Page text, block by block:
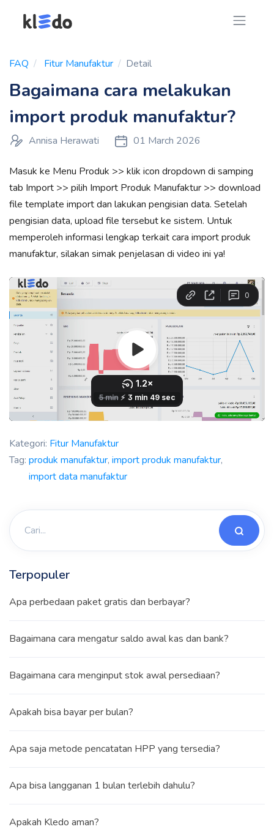
FAQ Fitur Manufaktur Detail
Bagaimana cara melakukan
import produk manufaktur?
Annisa Herawati 01 March 2026
Masuk ke Menu Produk >> klik icon dropdown di samping
tab Import >> pilih Import Produk Manufaktur >> download
file template import dan lakukan pengisian data. Setelah
pengisian data, upload file tersebut ke sistem. Untuk
memperoleh informasi lengkap terkait cara import produk
manufaktur, silakan simak penjelasan di video ini ya!
Kategori: Fitur Manufaktur
Tag: produk manufaktur, import produk manufaktur,
import data manufaktur
Terpopuler
Apa perbedaan paket gratis dan berbayar?
Bagaimana cara mengatur saldo awal kas dan bank?
Bagaimana cara menginput stok awal persediaan?
Apakah bisa bayar per bulan?
Apa saja metode pencatatan HPP yang tersedia?
Apa bisa langganan 1 bulan terlebih dahulu?
Apakah Kledo aman?